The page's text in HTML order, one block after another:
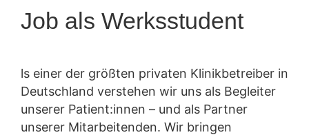
Job als Werksstudent
ls einer der größten privaten Klinikbetreiber in
Deutschland verstehen wir uns als Begleiter
unserer Patient:innen – und als Partner
unserer Mitarbeitenden. Wir bringen